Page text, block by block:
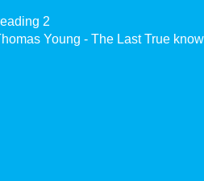
2
Young - The Last True